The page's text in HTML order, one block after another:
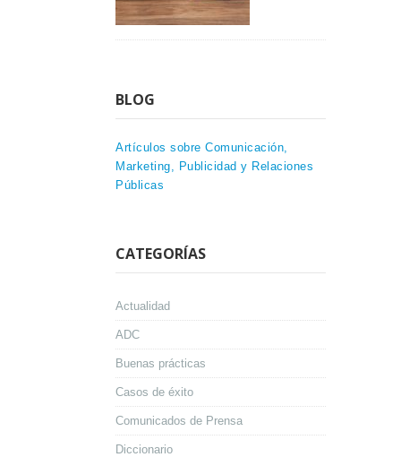
BLOG
Artículos sobre Comunicación,
Marketing, Publicidad y Relaciones
Públicas
CATEGORÍAS
Actualidad
ADC
Buenas prácticas
Casos de éxito
Comunicados de Prensa
Diccionario